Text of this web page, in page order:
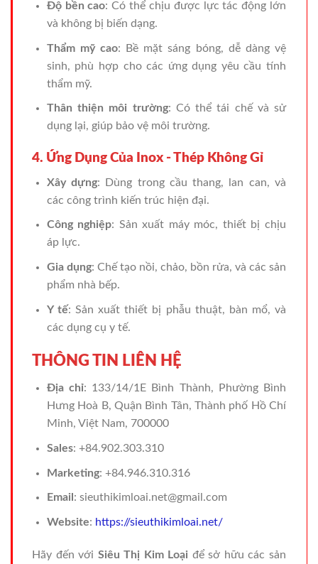
Độ bền cao: Có thể chịu được lực tác động lớn
và không bị biến dạng.
Thẩm mỹ cao: Bề mặt sáng bóng, dễ dàng vệ
sinh, phù hợp cho các ứng dụng yêu cầu tính
thẩm mỹ.
Thân thiện môi trường: Có thể tái chế và sử
dụng lại, giúp bảo vệ môi trường.
4. Ứng Dụng Của Inox - Thép Không Gỉ
Xây dựng: Dùng trong cầu thang, lan can, và
các công trình kiến trúc hiện đại.
Công nghiệp: Sản xuất máy móc, thiết bị chịu
áp lực.
Gia dụng: Chế tạo nồi, chảo, bồn rửa, và các sản
phẩm nhà bếp.
Y tế: Sản xuất thiết bị phẫu thuật, bàn mổ, và
các dụng cụ y tế.
THÔNG TIN LIÊN HỆ
Địa chỉ: 133/14/1E Bình Thành, Phường Bình
Hưng Hoà B, Quận Bình Tân, Thành phố Hồ Chí
Minh, Việt Nam, 700000
Sales: +84.902.303.310
Marketing: +84.946.310.316
Email : sieuthikimloai.net@gmail.com
Website: https://sieuthikimloai.net/
Hãy đến với Siêu Thị Kim Loại để sở hữu các sản